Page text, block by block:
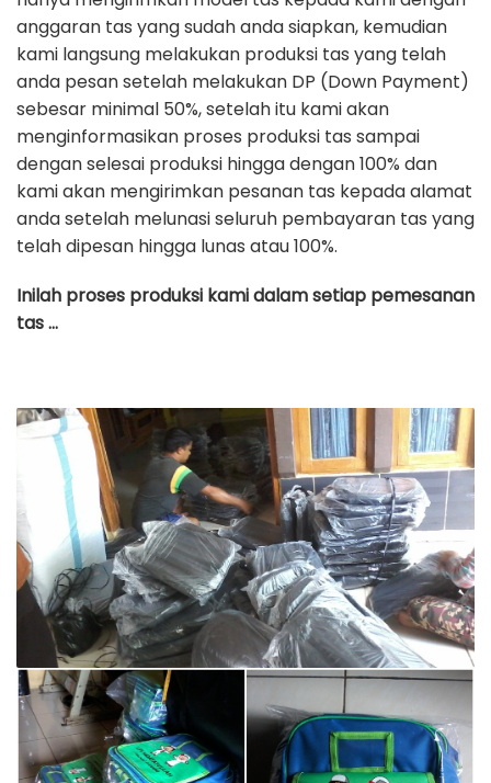
anggaran tas yang sudah anda siapkan, kemudian
kami langsung melakukan produksi tas yang telah
anda pesan setelah melakukan DP (Down Payment)
sebesar minimal 50%, setelah itu kami akan
menginformasikan proses produksi tas sampai
dengan selesai produksi hingga dengan 100% dan
kami akan mengirimkan pesanan tas kepada alamat
anda setelah melunasi seluruh pembayaran tas yang
telah dipesan hingga lunas atau 100%.
Inilah proses produksi kami dalam setiap pemesanan
tas …